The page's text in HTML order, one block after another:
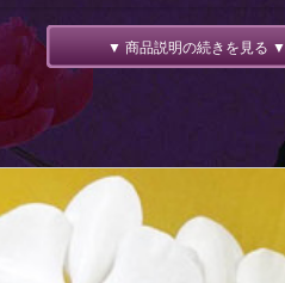
▼ 商品説明の続きを見る ▼